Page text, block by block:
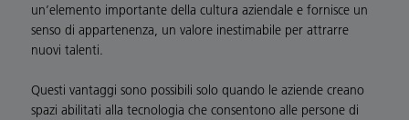
un’elemento importante della cultura aziendale e fornisce un
senso di appartenenza, un valore inestimabile per attrarre
nuovi talenti.
Questi vantaggi sono possibili solo quando le aziende creano
spazi abilitati alla tecnologia che consentono alle persone di